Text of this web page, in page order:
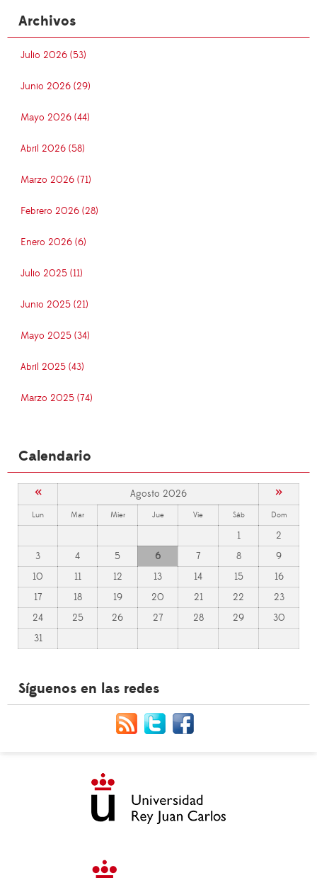
Archivos
Julio 2026 (53)
Junio 2026 (29)
Mayo 2026 (44)
Abril 2026 (58)
Marzo 2026 (71)
Febrero 2026 (28)
Enero 2026 (6)
Julio 2025 (11)
Junio 2025 (21)
Mayo 2025 (34)
Abril 2025 (43)
Marzo 2025 (74)
Calendario
« Agosto 2026 »
Lun Mar Mier Jue Vie Sáb Dom
1
2
3
4 5 6 7 8
9
10
11 12 13 14 15
16
17
18 19 20 21 22
23
24
25 26 27 28 29
30
31
Síguenos en las redes